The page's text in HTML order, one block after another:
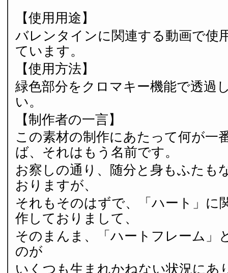
【使用用途】
バレンタインに関連する動画で使
ています。
【使用方法】
緑色部分をクロマキー機能で透過
い。
【制作者の一言】
この素材の制作にあたって何が一
ば、それはもう名前です。
お察しの通り、随分と身もふたも
おりますが、
それもそのはずで、「ハート」に
作しておりまして、
そのまんま、「ハートフレーム」
のが
いくつも生まれかねない状況にあ